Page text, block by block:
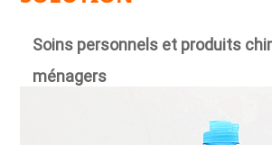
Soins personnels et produits
ménagers